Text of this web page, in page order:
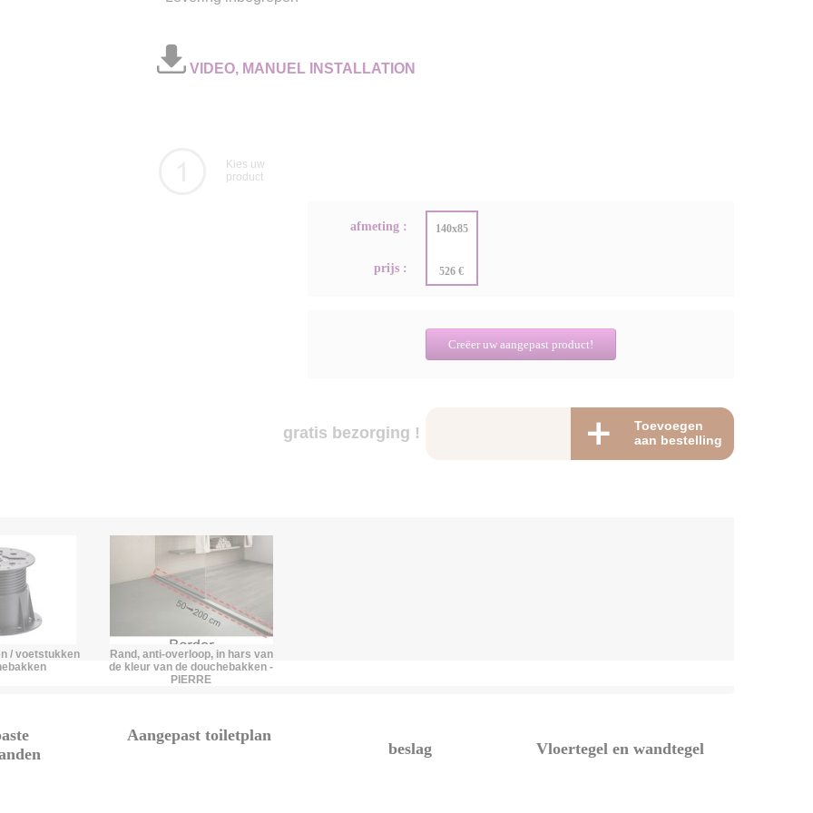
VIDEO, MANUEL INSTALLATION
Kies uw
product
afmeting :
prijs :
140x85
526 €
Creëer uw aangepast product!
gratis bezorging !
Toevoegen
aan bestelling
/ voetstukken
Rand, anti-overloop, in hars van
de kleur van de douchebakken -
PIERRE
Aangepast toiletplan
beslag Vloertegel en wandtegel